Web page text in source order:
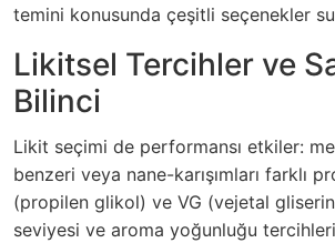
temini konusunda çeşitli seçenekler
Likitsel Tercihler ve
Bilinci
Likit seçimi de performansı etkiler:
benzeri veya nane-karışımları farklı
(propilen glikol) ve VG (vejetal
seviyesi ve aroma yoğunluğu